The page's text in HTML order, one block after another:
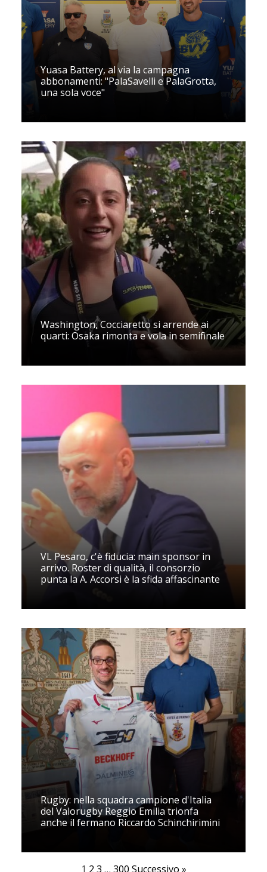
Yuasa Battery, al via la campagna
abbonamenti: "PalaSavelli e PalaGrotta,
una sola voce"
Washington, Cocciaretto si arrende ai
quarti: Osaka rimonta e vola in semifinale
VL Pesaro, c'è fiducia: main sponsor in
arrivo. Roster di qualità, il consorzio
punta la A. Accorsi è la sfida affascinante
Rugby: nella squadra campione d'Italia
del Valorugby Reggio Emilia trionfa
anche il fermano Riccardo Schinchirimini
1 2 3 … 300 Successivo »